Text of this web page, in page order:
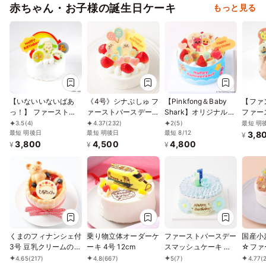
赤ちゃん・お子様の誕生日ケーキ もっと見る
【いないいないばあ
っ！】 ファーストバ
ースデーケーキ≪3号
≫
3.5(4)
最短 明後日
¥ 3,800
《4号》シナぷしゅ フ
ァーストバースデーケ
ーキ【※アレルギー非
対応：原材料の一部
に、小麦・卵・乳成
分・大豆を含む】
4.37(232)
最短 明後日
¥ 4,500
【Pinkfong＆Baby
Shark】オリジナルケ
ーキ
2(5)
最短 8/12
¥ 4,800
【フ
ファー
チョコ
≪3号
最短 明
¥
くまのフィナンシェ付
3号 豆乳クリームのフ
ァーストバースデーケ
4.65(217)
乗り物立体オーダーケ
ーキ 4号 12cm
4.8(667)
ファーストバースデー
スマッシュケーキ ブ
ルー 4号 12㎝
5(7)
国産小
☆ファ
デーケ
4.77